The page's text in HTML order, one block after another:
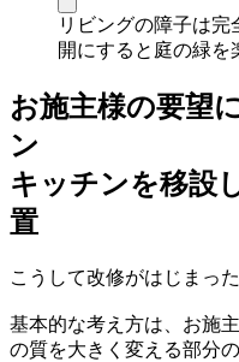
リビングの障子は
開にすると庭の緑を
お施主様の要望
ン
キッチンを移設
置
こうして改修がはじまった
基本的な考え方は、お施
の質を大きく変える部分